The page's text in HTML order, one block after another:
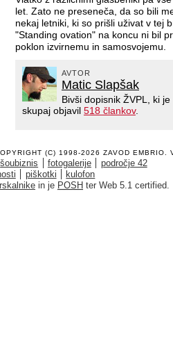
let. Zato ne preseneča, da so bili
nekaj letniki, ki so prišli uživat v tej
"Standing ovation" na koncu ni bil
poklon izvirnemu in samosvojemu.
AVTOR
Matic Slapšak
Bivši dopisnik ŽVPL, ki
skupaj objavil 518 člankov.
(C) 1998-2026 ZAVOD EMBRIO .
šoubiznis fotogalerije
področje 42
piškotki
kulofon
in je POSH ter Web 5.1 certified.